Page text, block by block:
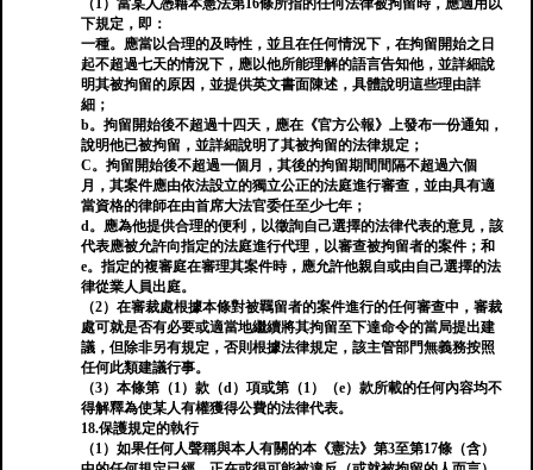
（1）當某人憑藉本憲法第16條所指的任何法律被拘留時，應適用以
下規定，即：
一種。應當以合理的及時性，並且在任何情況下，在拘留開始之日
起不超過七天的情況下，應以他所能理解的語言告知他，並詳細說
明其被拘留的原因，並提供英文書面陳述，具體說明這些理由詳
細；
b。拘留開始後不超過十四天，應在《官方公報》上發布一份通知，
說明他已被拘留，並詳細說明了其被拘留的法律規定；
C。拘留開始後不超過一個月，其後的拘留期間間隔不超過六個
月，其案件應由依法設立的獨立公正的法庭進行審查，並由具有適
當資格的律師在由首席大法官委任至少七年；
d。應為他提供合理的便利，以徵詢自己選擇的法律代表的意見，該
代表應被允許向指定的法庭進行代理，以審查被拘留者的案件；和
e。指定的複審庭在審理其案件時，應允許他親自或由自己選擇的法
律從業人員出庭。
（2）在審裁處根據本條對被羈留者的案件進行的任何審查中，審裁
處可就是否有必要或適當地繼續將其拘留至下達命令的當局提出建
議，但除非另有規定，否則根據法律規定，該主管部門無義務按照
任何此類建議行事。
（3）本條第（1）款（d）項或第（1）（e）款所載的任何內容均不
得解釋為使某人有權獲得公費的法律代表。
18.保護規定的執行
（1）如果任何人聲稱與本人有關的本《憲法》第3至第17條（含）